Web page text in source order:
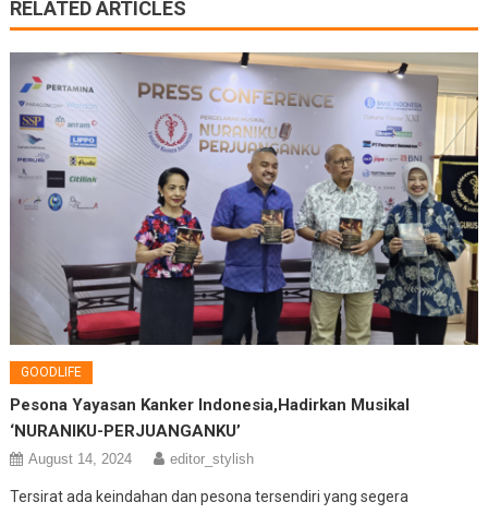
RELATED ARTICLES
GOODLIFE
Pesona Yayasan Kanker Indonesia,Hadirkan Musikal
‘NURANIKU-PERJUANGANKU’
August 14, 2024 editor_stylish
Tersirat ada keindahan dan pesona tersendiri yang segera